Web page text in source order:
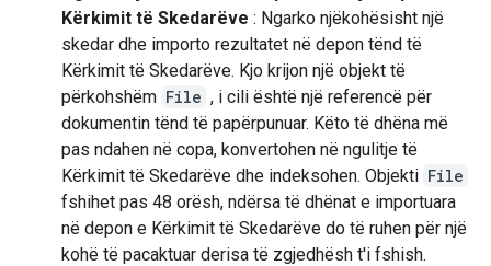
Kërkimit të Skedarëve : Ngarko njëkohësisht një
skedar dhe importo rezultatet në depon tënd të
Kërkimit të Skedarëve. Kjo krijon një objekt të
përkohshëm File , i cili është një referencë për
dokumentin tënd të papërpunuar. Këto të dhëna më
pas ndahen në copa, konvertohen në ngulitje të
Kërkimit të Skedarëve dhe indeksohen. Objekti File
fshihet pas 48 orësh, ndërsa të dhënat e importuara
në depon e Kërkimit të Skedarëve do të ruhen për një
kohë të pacaktuar derisa të zgjedhësh t'i fshish.